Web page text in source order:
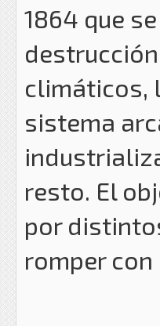
1864 que
climáticos,
sistema
resto. El
por
romper